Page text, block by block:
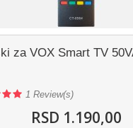
za VOX Smart TV
1 Review(s)
RSD 1.190,00